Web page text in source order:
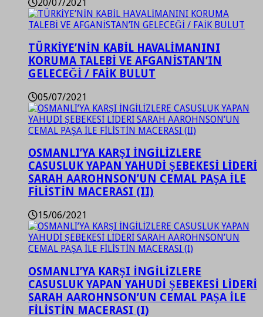
20/07/2021
TÜRKİYE’NİN KABİL HAVALİMANINI
KORUMA TALEBİ VE AFGANİSTAN’IN
GELECEĞİ / FAİK BULUT
05/07/2021
OSMANLI’YA KARŞI İNGİLİZLERE
CASUSLUK YAPAN YAHUDİ ŞEBEKESİ LİDERİ
SARAH AAROHNSON’UN CEMAL PAŞA İLE
FİLİSTİN MACERASI (II)
15/06/2021
OSMANLI’YA KARŞI İNGİLİZLERE
CASUSLUK YAPAN YAHUDİ ŞEBEKESİ LİDERİ
SARAH AAROHNSON’UN CEMAL PAŞA İLE
FİLİSTİN MACERASI (I)